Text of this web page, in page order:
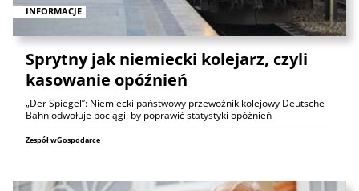
INFORMACJE
Sprytny jak niemiecki kolejarz, czyli
kasowanie opóźnień
„Der Spiegel”: Niemiecki państwowy przewoźnik kolejowy Deutsche
Bahn odwołuje pociągi, by poprawić statystyki opóźnień
Zespół wGospodarce